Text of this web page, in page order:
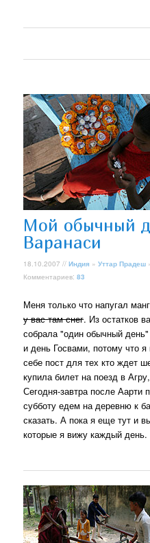
Мой обычный
Варанаси
18.10.2007 //Индия »Уттар Прадеш
Комментариев:83
Меня только что напугал
у вас там снег. Из остатков
собрала "один обычный
и день Госвами, потому что
себе пост для тех кто ждет
купила билет на поезд в
Сегодня-завтра после Аарти
субботу едем на деревню к
сказать. А пока я еще тут и
которые я вижу каждый день.